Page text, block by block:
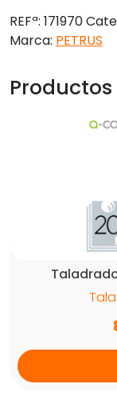
recycle
negro
25
REFª: 171970
Marca: PETRUS